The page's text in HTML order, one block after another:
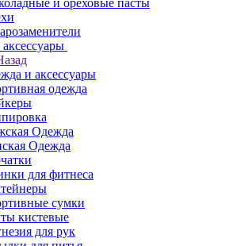
и ореховые пасты
и аксессуары
одежда
Одежда
Одежда
для фитнеса
сумки
кистевые
для рук